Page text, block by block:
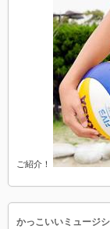
ご紹介！
かっこいいミュージシ